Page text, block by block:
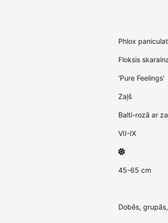
Phlox
Floksis
'Pure Feelings'
Zaļš
Balti-rozā ar
VII-IX
45-65 cm
Dobēs,